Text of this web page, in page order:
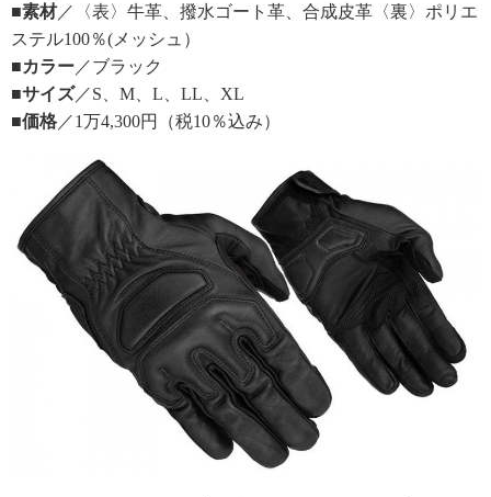
■素材／〈表〉牛革、撥水ゴート革、合成皮革〈裏〉ポリエ
ステル100％(メッシュ）
■カラー ／ブラック
■サイズ／S、M、L、LL、XL
■価格 ／1万4,300円（税10％込み）